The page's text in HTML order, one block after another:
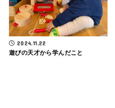
2024.11.22
遊びの天才から学んだこと